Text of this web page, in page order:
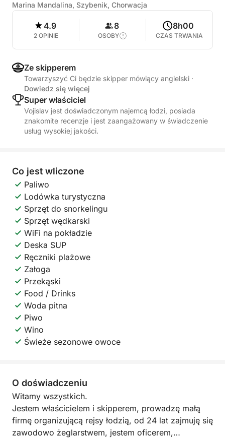
Marina Mandalina, Szybenik, Chorwacja
4.9
2 OPINIE
8
OSOBY
8h00
CZAS TRWANIA
Ze skipperem
Towarzyszyć Ci będzie skipper mówiący angielski ·
Dowiedz się więcej
Super właściciel
Vojislav jest doświadczonym najemcą łodzi, posiada
znakomite recenzje i jest zaangażowany w świadczenie
usług wysokiej jakości.
Co jest wliczone
Paliwo
Lodówka turystyczna
Sprzęt do snorkelingu
Sprzęt wędkarski
WiFi na pokładzie
Deska SUP
Ręczniki plażowe
Załoga
Przekąski
Food / Drinks
Woda pitna
Piwo
Wino
Świeże sezonowe owoce
O doświadczeniu
Witamy wszystkich.
Jestem właścicielem i skipperem, prowadzę małą
firmę organizującą rejsy łodzią, od 24 lat zajmuję się
zawodowo żeglarstwem, jestem oficerem,